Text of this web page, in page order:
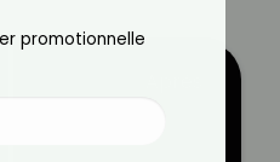
promotionnelle